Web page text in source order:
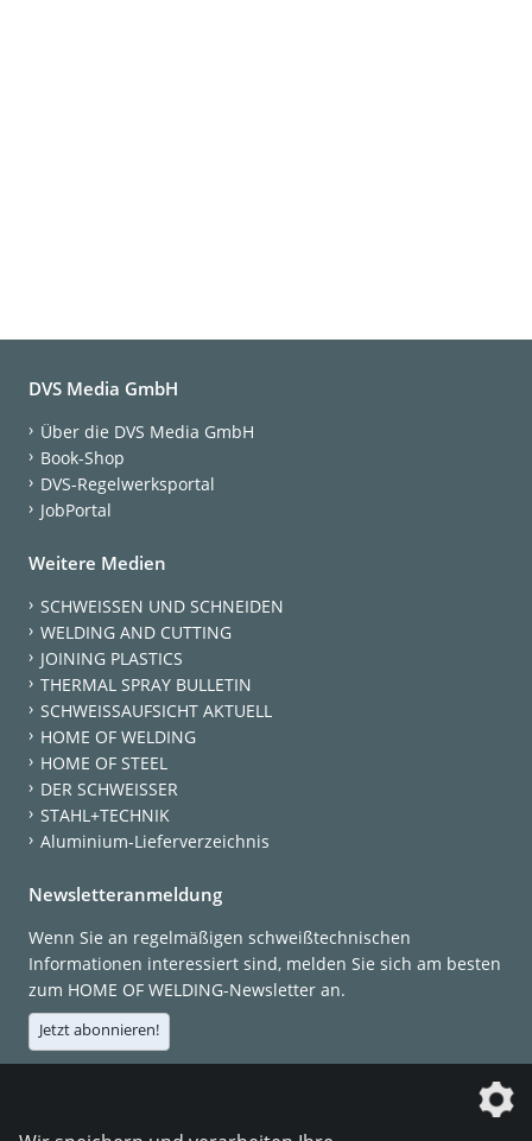
DVS Media GmbH
Über die DVS Media GmbH
Book-Shop
DVS-Regelwerksportal
JobPortal
Weitere Medien
SCHWEISSEN UND SCHNEIDEN
WELDING AND CUTTING
JOINING PLASTICS
THERMAL SPRAY BULLETIN
SCHWEISSAUFSICHT AKTUELL
HOME OF WELDING
HOME OF STEEL
DER SCHWEISSER
STAHL+TECHNIK
Aluminium-Lieferverzeichnis
Newsletteranmeldung
Wenn Sie an regelmäßigen schweißtechnischen
Informationen interessiert sind, melden Sie sich am besten
zum HOME OF WELDING-Newsletter an.
Jetzt abonnieren!
Die DVS Media GmbH ist ein Unternehmen der